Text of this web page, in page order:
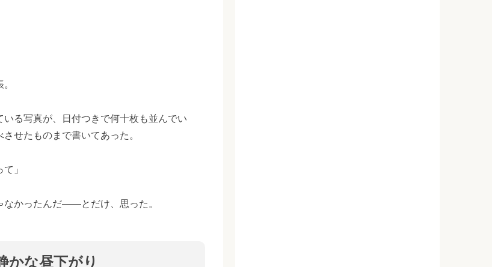
る写真が、日付つきで何十枚も並んでい
せたものまで書いてあった。
」
なかったんだ——とだけ、思った。
かな昼下がり